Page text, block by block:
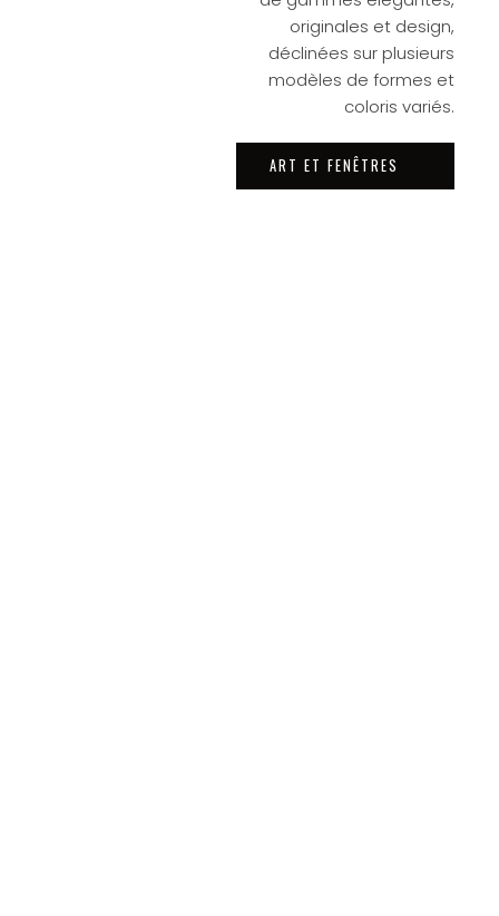
originales et design,
déclinées sur plusieurs
modèles de formes et
coloris variés.
ART ET FENÊTRES